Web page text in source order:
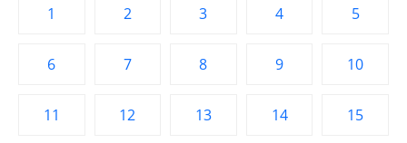
1 2 3 4 5
6 7 8 9 10
11 12 13 14 15